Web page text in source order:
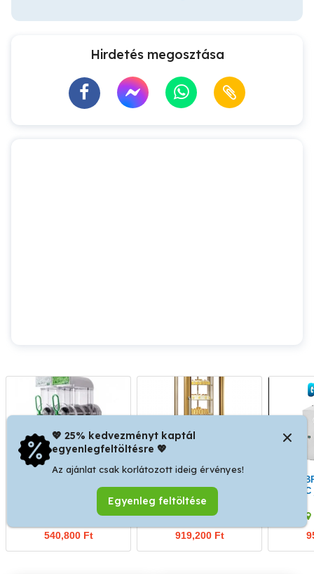
Hirdetés megosztása
540,800 Ft
400 tnv-pg álló kör
üvegpolcos süteményes
hűtő
IV. kerület
919,200 Ft
💖 25% kedvezményt kaptál
egyenlegfeltöltésre 💖
Az ajánlat csak korlátozott ideig érvényes!
Egyenleg feltöltése